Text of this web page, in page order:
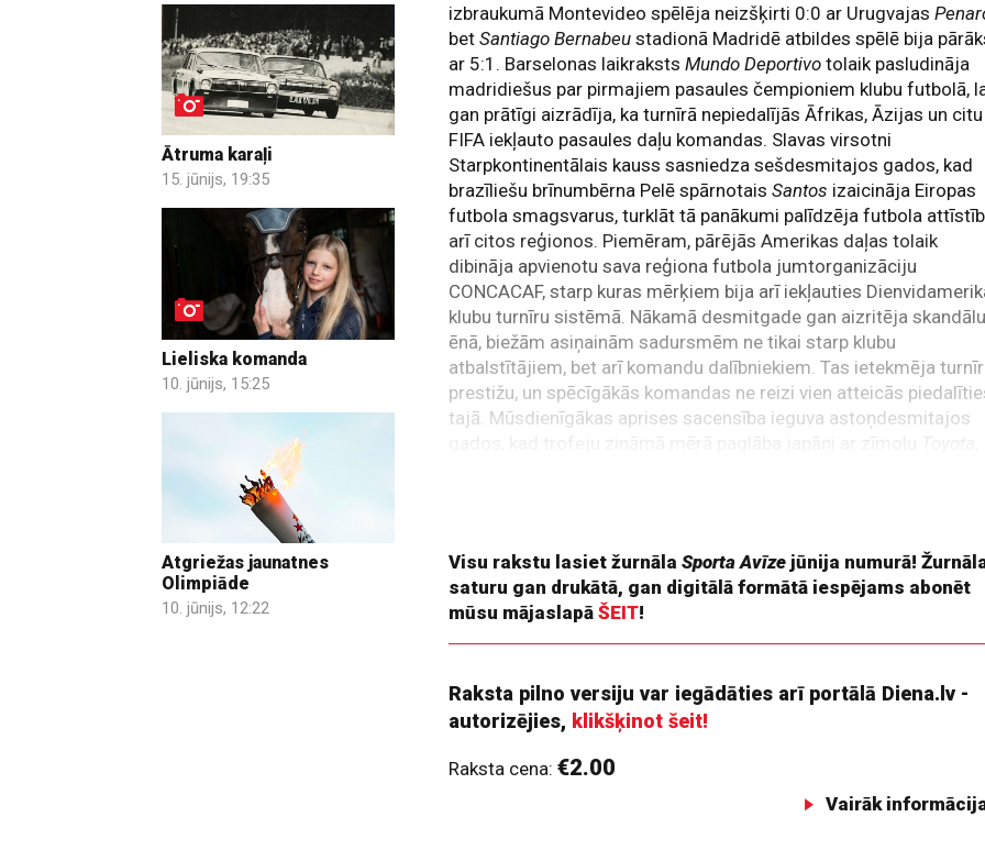
Ātruma karaļi
15. jūnijs, 19:35
Lieliska komanda
10. jūnijs, 15:25
Atgriežas jaunatnes
Olimpiāde
10. jūnijs, 12:22
izbraukumā Montevideo spēlēja neizšķirti 0:0 ar Urugvajas
betSantiago Bernabeu stadionā Madridē atbildes spēlē bija
ar 5:1. Barselonas laikrakstsMundo Deportivo tolaik pasludināja
madridiešus par pirmajiem pasaules čempioniem klubu futbolā,
gan prātīgi aizrādīja, ka turnīrā nepiedalījās Āfrikas, Āzijas un citu
FIFA iekļauto pasaules daļu komandas. Slavas virsotni
Starpkontinentālais kauss sasniedza sešdesmitajos gados, kad
brazīliešu brīnumbērna Pelē spārnotaisSantos izaicināja Eiropas
futbola smagsvarus, turklāt tā panākumi palīdzēja futbola
arī citos reģionos. Piemēram, pārējās Amerikas daļas tolaik
dibināja apvienotu sava reģiona futbola jumtorganizāciju
CONCACAF, starp kuras mērķiem bija arī iekļauties
klubu turnīru sistēmā. Nākamā desmitgade gan aizritēja
ēnā, biežām asiņainām sadursmēm ne tikai starp klubu
atbalstītājiem, bet arī komandu dalībniekiem. Tas ietekmēja
prestižu, un spēcīgākās komandas ne reizi vien atteicās
tajā. Mūsdienīgākas aprises sacensība ieguva astoņdesmitajos
Visu rakstu lasiet žurnālaSporta Avīze jūnija numurā!
saturu gan drukātā, gan digitālā formātā iespējams abonēt
mūsu mājaslapāŠEIT!
Raksta pilno versiju var iegādāties arī portālā Diena.lv -
autorizējies, klikšķinot šeit!
Raksta cena:€2.00
Vairāk